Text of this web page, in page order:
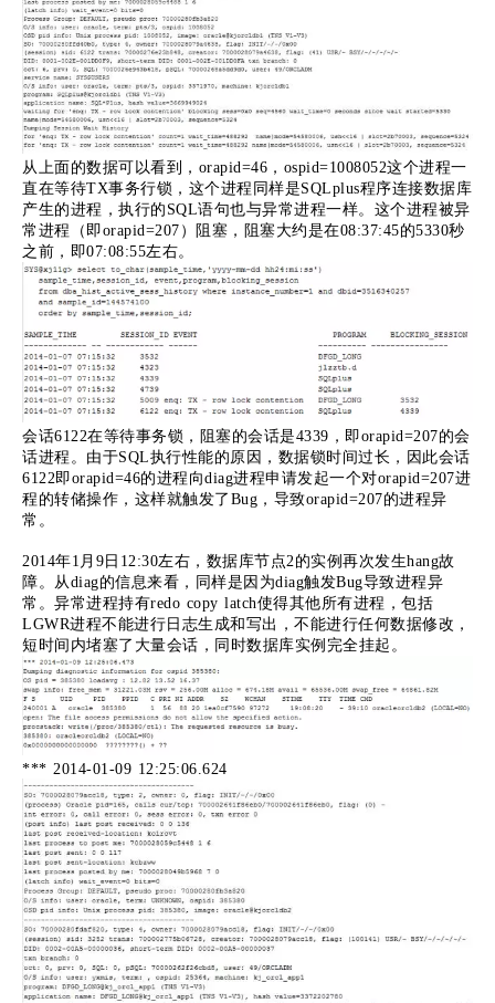
从上面的数据可以看到，orapid=46，ospid=1008052这个进程一
直在等待TX事务行锁，这个进程同样是SQLplus程序连接数据库
产生的进程，执行的SQL语句也与异常进程一样。这个进程被异
常进程（即orapid=207）阻塞，阻塞大约是在08:37:45的5330秒
之前，即07:08:55左右。
会话6122在等待事务锁，阻塞的会话是4339，即orapid=207的会
话进程。由于SQL执行性能的原因，数据锁时间过长，因此会话
6122即orapid=46的进程向diag进程申请发起一个对orapid=207进
程的转储操作，这样就触发了Bug，导致orapid=207的进程异
常。
2014年1月9日12:30左右，数据库节点2的实例再次发生hang故
障。从diag的信息来看，同样是因为diag触发Bug导致进程异
常。异常进程持有redo copy latch使得其他所有进程，包括
LGWR进程不能进行日志生成和写出，不能进行任何数据修改，
短时间内堵塞了大量会话，同时数据库实例完全挂起。
*** 2014-01-09 12:25:06.624